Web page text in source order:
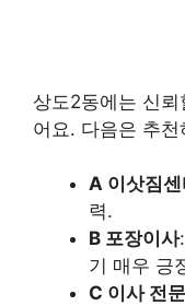
상도2동에는 신
어요. 다음은 추
A 이삿짐센
력.
B 포장이사
기 매우 긍
C 이사 전